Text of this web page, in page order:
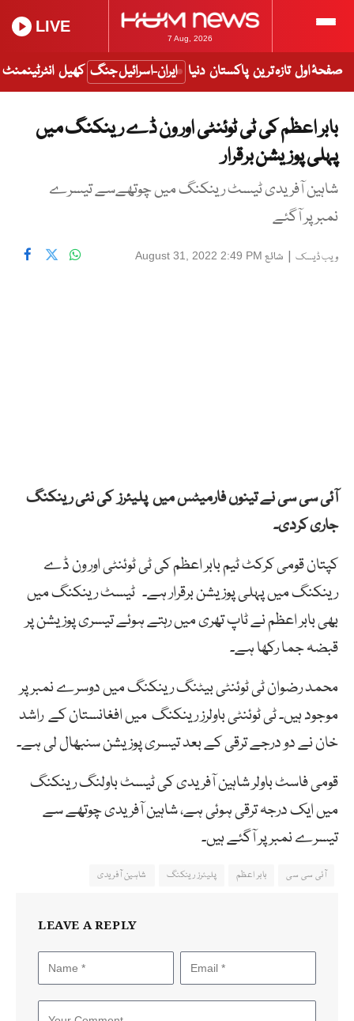
7 Aug, 2026
LIVE
صفحۂ اول تازہ ترین پاکستان دنیا ایران-اسرائیل جنگ کھیل انٹرٹینمنٹ
بابر اعظم کی ٹی ٹوئنٹی اور ون ڈے رینکنگ میں
پہلی پوزیشن برقرار
شاہین آفریدی ٹیسٹ رینکنگ میں چوتھےسے تیسرے
نمبر پر آگئے
ویب ڈیسک | شائع August 31, 2022 2:49 PM
آئی سی سی نے تینوں فارمیٹس میں پلیئرز کی نئی رینکنگ
جاری کردی۔
کپتان قومی کرکٹ ٹیم بابر اعظم کی ٹی ٹوئنٹی اور ون ڈے
رینکنگ میں پہلی پوزیشن برقرار ہے۔ ٹیسٹ رینکنگ میں
بھی بابر اعظم نے ٹاپ تھری میں رہتے ہوئے تیسری پوزیشن پر
قبضہ جما رکھا ہے۔
محمد رضوان ٹی ٹوئنٹی بیٹنگ رینکنگ میں دوسرے نمبر پر
موجود ہیں۔ ٹی ٹوئنٹی باولرز رینکنگ میں افغانستان کے راشد
خان نے دو درجے ترقی کے بعد تیسری پوزیشن سنبھال لی ہے۔
قومی فاسٹ باولر شاہین آفریدی کی ٹیسٹ باولنگ رینکنگ
میں ایک درجہ ترقی ہوئی ہے، شاہین آفریدی چوتھے سے
تیسرے نمبر پر آگئے ہیں۔
آئی سی سی بابر اعظم پلیئرز رینکنگ شاہین آفریدی
LEAVE A REPLY